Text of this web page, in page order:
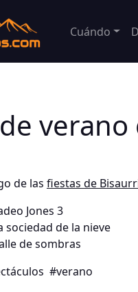
Cuándo
de las fiestas de
Jones 3
sociedad de la nieve
de sombras
#verano